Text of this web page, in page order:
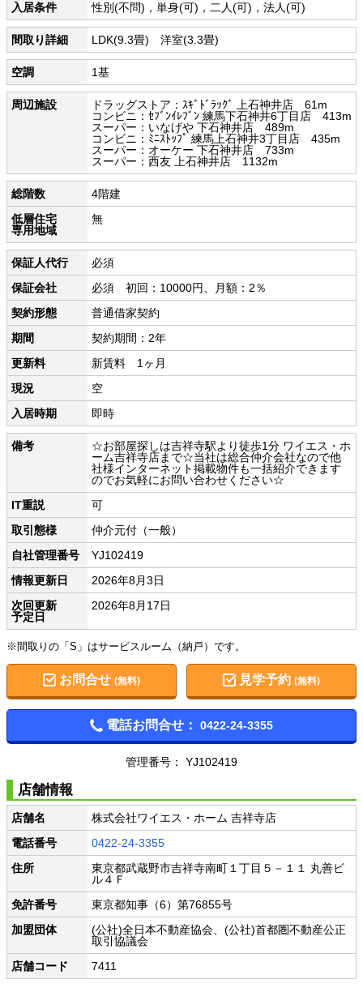
入居条件
性別(不問)，単身(可)，二人(可)，法人(可)
間取り詳細 LDK(9.3畳) 洋室(3.3畳)
空調 1基
周辺施設
ドラッグストア：ｽｷﾞﾄﾞﾗｯｸﾞ 上石神井店 61m
コンビニ：ｾﾌﾞﾝｲﾚﾌﾞﾝ 練馬下石神井6丁目店 413m
スーパー：いなげや 下石神井店 489m
コンビニ：ﾐﾆｽﾄｯﾌﾟ 練馬上石神井3丁目店 435m
スーパー：オーケー 下石神井店 733m
スーパー：西友 上石神井店 1132m
総階数
4階建
低層住宅
専用地域
無
保証人代行
必須
保証会社
必須 初回：10000円、月額：2％
契約形態
普通借家契約
期間
契約期間：2年
更新料
新賃料 1ヶ月
現況
空
入居時期
即時
備考
☆お部屋探しは吉祥寺駅より徒歩1分 ワイエス・ホ
ーム吉祥寺店まで☆当社は総合仲介会社なので他
社様インターネット掲載物件も一括紹介できます
のでお気軽にお問い合わせください☆
IT重説
可
取引態様
仲介元付（一般）
自社管理番号
YJ102419
情報更新日
2026年8月3日
次回更新
予定日
2026年8月17日
※間取りの「S」はサービスルーム（納戸）です。
お問合せ (無料) 見学予約(無料)
電話お問合せ： 0422-24-3355
管理番号： YJ102419
店舗情報
店舗名
株式会社ワイエス・ホーム 吉祥寺店
電話番号
0422-24-3355
住所
東京都武蔵野市吉祥寺南町１丁目５－１１ 丸善ビ
ル４Ｆ
免許番号
東京都知事（6）第76855号
加盟団体
(公社)全日本不動産協会、(公社)首都圏不動産公正
取引協議会
店舗コード
7411